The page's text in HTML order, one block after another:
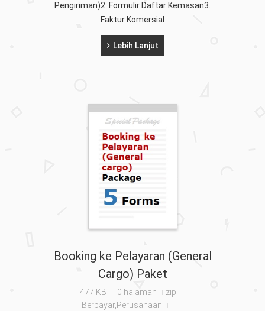
Pengiriman)2. Formulir Daftar Kemasan3.
Faktur Komersial
Lebih Lanjut
Booking ke Pelayaran (General
Cargo) Paket
477 KB 0 halaman
zip
Berbayar,Perusahaan